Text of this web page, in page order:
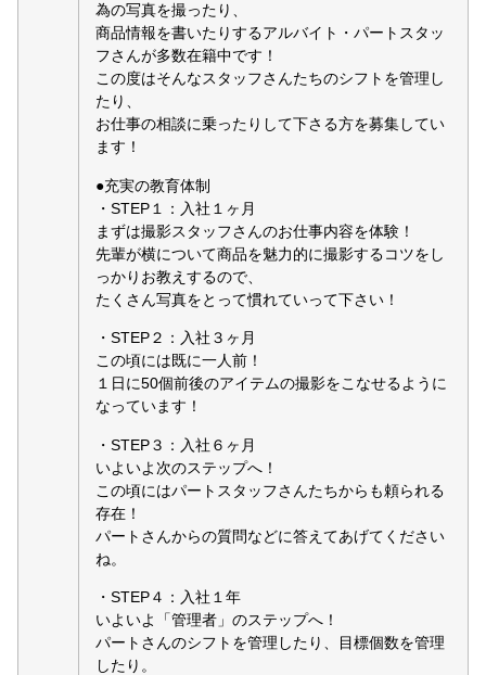
為の写真を撮ったり、
商品情報を書いたりするアルバイト・パートスタッ
フさんが多数在籍中です！
この度はそんなスタッフさんたちのシフトを管理し
たり、
お仕事の相談に乗ったりして下さる方を募集してい
ます！
●充実の教育体制
・STEP１：入社１ヶ月
まずは撮影スタッフさんのお仕事内容を体験！
先輩が横について商品を魅力的に撮影するコツをし
っかりお教えするので、
たくさん写真をとって慣れていって下さい！
・STEP２：入社３ヶ月
この頃には既に一人前！
１日に50個前後のアイテムの撮影をこなせるように
なっています！
・STEP３：入社６ヶ月
いよいよ次のステップへ！
この頃にはパートスタッフさんたちからも頼られる
存在！
パートさんからの質問などに答えてあげてください
ね。
・STEP４：入社１年
いよいよ「管理者」のステップへ！
パートさんのシフトを管理したり、目標個数を管理
したり。